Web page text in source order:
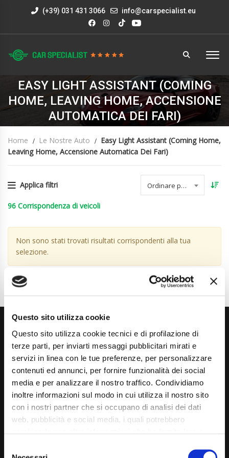
Questo sito utilizza cookie
Questo sito utilizza cookie tecnici e di profilazione di
terze parti, per inviarti messaggi pubblicitari mirati e
servizi in linea con le tue preferenze, per personalizzare
contenuti ed annunci, per fornire funzionalità dei social
media e per analizzare il nostro traffico. Condividiamo
inoltre informazioni sul modo in cui utilizza il nostro sito
con i nostri partner che si occupano di analisi dei dati
web, pubblicità e social media, i quali potrebbero
mera chiusura del banner non comporta l’accettazione
(+39) 031 431 3066 info@carspecialist.eu
EASY LIGHT ASSISTANT (COMING
HOME, LEAVING HOME, ACCENSIONE
AUTOMATICA DEI FARI)
Home Le Nostre Auto
Easy Light Assistant (coming Home,
Leaving Home, Accensione Automatica Dei Fari)
Applica filtri Ordinare per data
96 Corrispondenza di veicoli
Non sono stati trovati risultati corrispondenti alla tua
selezione.
Via Giuditta Pasta 2, Como (CO) 22100
(+39) 031 431 3066
info@carspecialist.eu